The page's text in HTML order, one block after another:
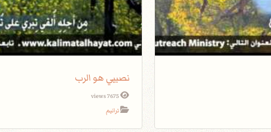
نصيبي هو الرب
7675 views
ترانيم